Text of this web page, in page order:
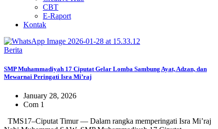
CBT
E-Raport
Kontak
Berita
SMP Muhammadiyah 17 Ciputat Gelar Lomba Sambung Ayat, Adzan, dan
Mewarnai Peringati Isra Mi’raj
January 28, 2026
Com 1
TMS17–Ciputat Timur — Dalam rangka memperingati Isra Mi’raj